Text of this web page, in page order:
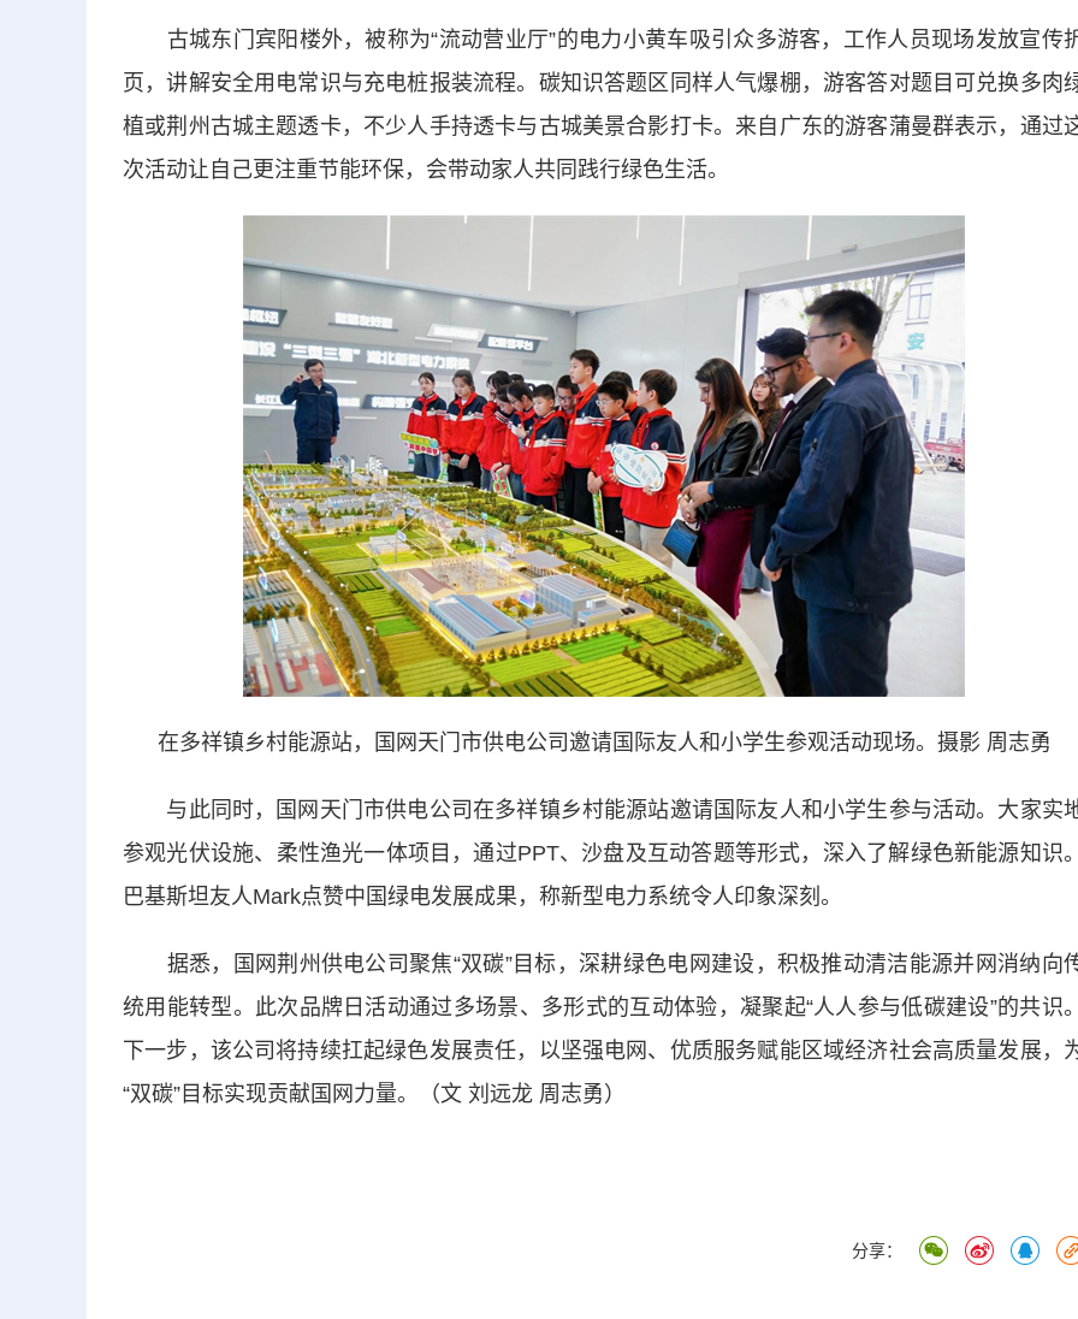
古城东门宾阳楼外，被称为“流动营业厅”的电力小黄车吸引众多游客，工作人员现场发放宣传
页，讲解安全用电常识与充电桩报装流程。碳知识答题区同样人气爆棚，游客答对题目可兑换多肉
植或荆州古城主题透卡，不少人手持透卡与古城美景合影打卡。来自广东的游客蒲曼群表示，通过
次活动让自己更注重节能环保，会带动家人共同践行绿色生活。​
在多祥镇乡村能源站，国网天门市供电公司邀请国际友人和小学生参观活动现场。摄影 周志勇
与此同时，国网天门市供电公司在多祥镇乡村能源站邀请国际友人和小学生参与活动。大家实
参观光伏设施、柔性渔光一体项目，通过PPT、沙盘及互动答题等形式，深入了解绿色新能源知识。
巴基斯坦友人Mark点赞中国绿电发展成果，称新型电力系统令人印象深刻。
据悉，国网荆州供电公司聚焦“双碳”目标，深耕绿色电网建设，积极推动清洁能源并网消纳向
统用能转型。此次品牌日活动通过多场景、多形式的互动体验，凝聚起“人人参与低碳建设”的共识。
下一步，该公司将持续扛起绿色发展责任，以坚强电网、优质服务赋能区域经济社会高质量发展，
“双碳”目标实现贡献国网力量。（文 刘远龙 周志勇）
分享：